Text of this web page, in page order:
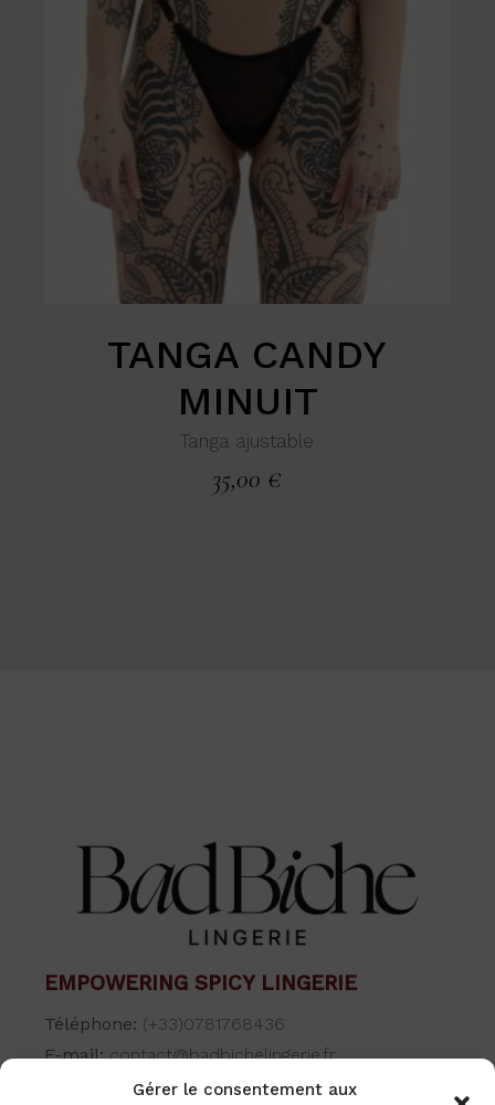
Gérer le consentement aux
TANGA CANDY
MINUIT
Tanga ajustable
35,00 €
EMPOWERING SPICY LINGERIE
Téléphone: (+33)0781768436
E-mail: contact@badbichelingerie.fr